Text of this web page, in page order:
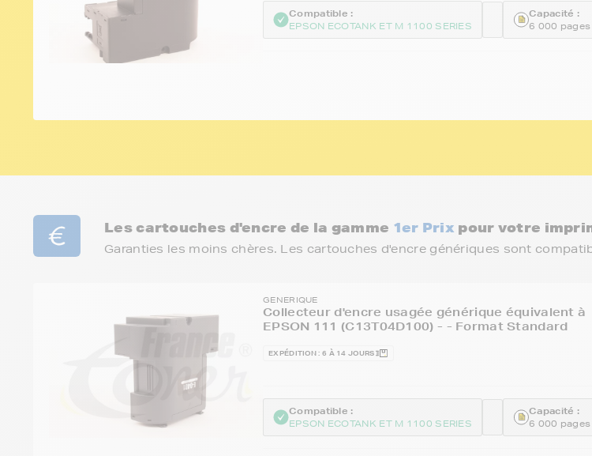
Compatible :
EPSON ECOTANK ET M 1100 SERIES
Capacité :
6 000 pages
Les cartouches d'encre de la gamme 1er Prix pour votre
Garanties les moins chères. Les cartouches d'encre génériques sont
GENERIQUE
Collecteur d'encre usagée générique équivalent à
EPSON 111 (C13T04D100) - - Format Standard
EXPÉDITION : 6 À 14 JOURS
Compatible :
EPSON ECOTANK ET M 1100 SERIES
Capacité :
6 000 pages